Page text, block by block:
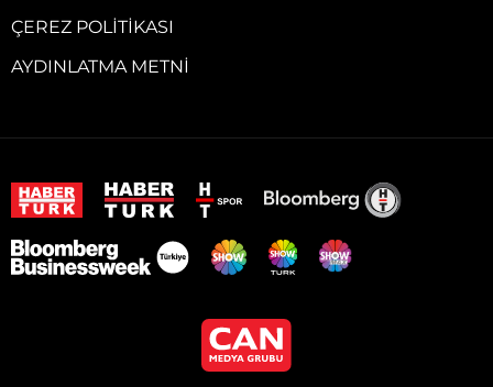
ÇEREZ POLITIKASI
AYDINLATMA METNI